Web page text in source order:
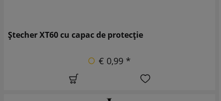
Ștecher XT60 cu capac de protecție
€ 0,99 *